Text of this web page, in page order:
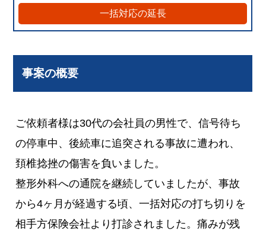
一括対応の延長
事案の概要
ご依頼者様は30代の会社員の男性で、信号待ち
の停車中、後続車に追突される事故に遭われ、
頚椎捻挫の傷害を負いました。
整形外科への通院を継続していましたが、事故
から4ヶ月が経過する頃、一括対応の打ち切りを
相手方保険会社より打診されました。痛みが残